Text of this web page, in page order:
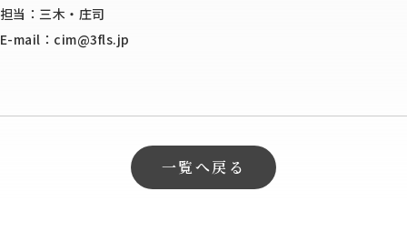
担当：三木・庄司
E-mail：cim@3fls.jp
一覧へ戻る